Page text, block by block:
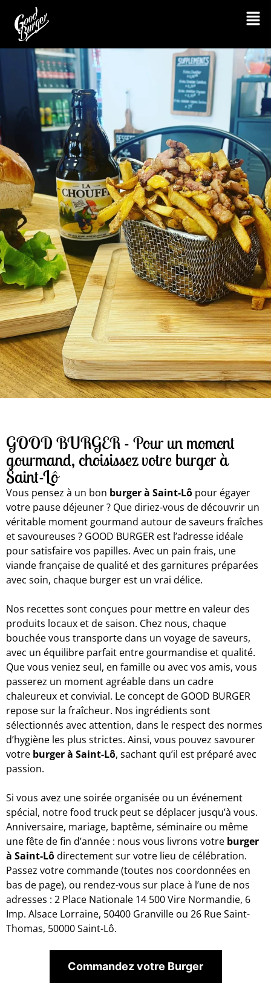
GOOD BURGER - Pour un moment
gourmand, choisissez votre burger à
Saint-Lô
Vous pensez à un bon burger à Saint-Lô pour égayer
votre pause déjeuner ? Que diriez-vous de découvrir un
véritable moment gourmand autour de saveurs fraîches
et savoureuses ? GOOD BURGER est l’adresse idéale
pour satisfaire vos papilles. Avec un pain frais, une
viande française de qualité et des garnitures préparées
avec soin, chaque burger est un vrai délice.
Nos recettes sont conçues pour mettre en valeur des
produits locaux et de saison. Chez nous, chaque
bouchée vous transporte dans un voyage de saveurs,
avec un équilibre parfait entre gourmandise et qualité.
Que vous veniez seul, en famille ou avec vos amis, vous
passerez un moment agréable dans un cadre
chaleureux et convivial. Le concept de GOOD BURGER
repose sur la fraîcheur. Nos ingrédients sont
sélectionnés avec attention, dans le respect des normes
d’hygiène les plus strictes. Ainsi, vous pouvez savourer
votre burgerà Saint-Lô, sachant qu’il est préparé avec
passion.
Si vous avez une soirée organisée ou un événement
spécial, notre food truck peut se déplacer jusqu’à vous.
Anniversaire, mariage, baptême, séminaire ou même
une fête de fin d’année : nous vous livrons votre burger
à Saint-Lôdirectement sur votre lieu de célébration.
Passez votre commande (toutes nos coordonnées en
bas de page), ou rendez-vous sur place à l’une de nos
adresses : 2 Place Nationale 14 500 Vire Normandie, 6
Imp. Alsace Lorraine, 50400 Granville ou 26 Rue Saint-
Thomas, 50000 Saint-Lô.
Commandez votre Burger